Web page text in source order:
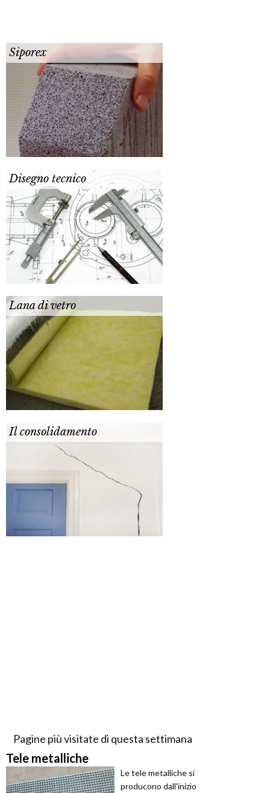
Siporex
Disegno tecnico
Lana di vetro
Il consolidamento
Pagine più visitate di questa settimana
Tele metalliche
Le tele metalliche si
producono dall'inizio